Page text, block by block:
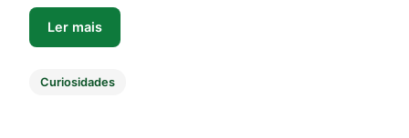
Ler mais
Curiosidades